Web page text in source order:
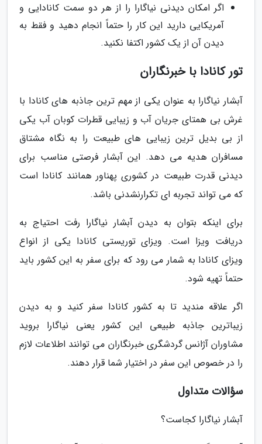
اگر امکان دیدنی نیاگارا را از هر دو سمت کانادایی و
آمریکایی دارید این کار را حتماً انجام دهید و فقط به
دیدن آن از یک کشور اکتفا نکنید.
تور کانادا با خبرنگاران
آبشار نیاگارا به عنوان یکی از مهم ترین جاذبه های کانادا با
غرش بی همتای جریان آب و زیبایی قطرات کوبان آب یکی
از بی بدیل ترین زیبایی های طبیعت را به نگاه مشتاق
مسافران هدیه می دهد. این آبشار فرصتی مناسب برای
دیدنی قدرت طبیعت در کشوری پهناور همانند کانادا است
که می تواند تجربه ای تکرارنشدنی باشد.
برای اینکه بتوان به دیدن آبشار نیاگارا رفت احتیاج به
دریافت ویزا است. ویزای توریستی کانادا یکی از انواع
ویزای کانادا به شمار می رود که برای سفر به این کشور باید
حتماً تهیه شود.
اگر علاقه مندید تا به کشور کانادا سفر کنید و به دیدن
زیباترین جاذبه طبیعی این کشور یعنی نیاگارا بروید
مشاوران آژانس گردشگری خبرنگاران می توانند اطلاعات لازم
را در خصوص این سفر در اختیار شما قرار دهند.
سؤالات متداول
آبشار نیاگارا کجاست؟